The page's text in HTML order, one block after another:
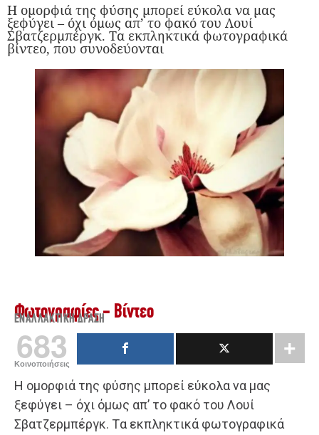
Η ομορφιά της φύσης μπορεί εύκολα να μας
ξεφύγει – όχι όμως απ’ το φακό του Λουί
Σβατζερμπέργκ. Tα εκπληκτικά φωτογραφικά
βίντεο, που συνοδεύονται
Φωτογραφίες - Βίντεο
ΕΝΑΛΛΑΚΤΙΚΉ ΔΡΆΣΗ
683
Κοινοποιήσεις
Η ομορφιά της φύσης μπορεί εύκολα να μας
ξεφύγει – όχι όμως απ’ το φακό του Λουί
Σβατζερμπέργκ. Tα εκπληκτικά φωτογραφικά